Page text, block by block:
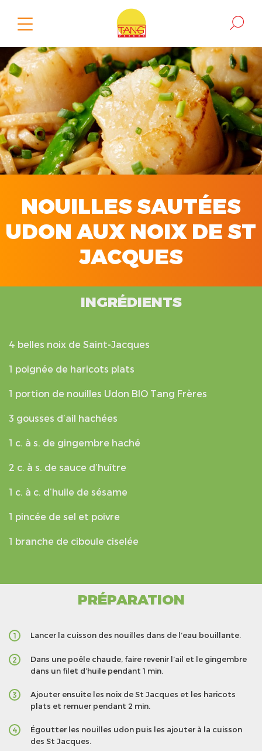
NOUILLES SAUTÉES
UDON AUX NOIX DE ST
JACQUES
INGRÉDIENTS
4 belles noix de Saint-Jacques
1 poignée de haricots plats
1 portion de nouilles Udon BIO Tang Frères
3 gousses d’ail hachées
1 c. à s. de gingembre haché
2 c. à s. de sauce d’huître
1 c. à c. d’huile de sésame
1 pincée de sel et poivre
1 branche de ciboule ciselée
PRÉPARATION
1 Lancer la cuisson des nouilles dans de l’eau bouillante.
2
Dans une poêle chaude, faire revenir l’ail et le gingembre
dans un filet d’huile pendant 1 min.
3
Ajouter ensuite les noix de St Jacques et les haricots
plats et remuer pendant 2 min.
4
Égoutter les nouilles udon puis les ajouter à la cuisson
des St Jacques.